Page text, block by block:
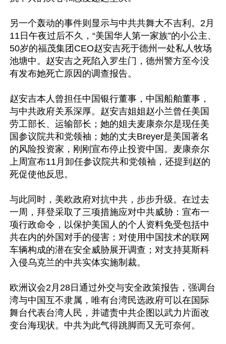
另一个轰动的事件则显示与中共共舞大不吉利。2月
11日午夜过后不久，“美国华人第一家族”的小公主、
50岁的福茂集团CEO赵安吉死于德州一处私人牧场
池塘中。赵安吉之死陷入罗生门，德州警方至今没
有发布她死亡原因的调查报告。
赵安吉本人曾担任中国银行董事，中国船舶董事，
与中共政府关系深厚。赵安吉姐姐赵小兰曾任美国
劳工部长、运输部长；她的姐夫麦康奈尔是现任美
国参议院共和党领袖；她的丈夫Breyer是美国著名
的风险投资家，刚刚宣布停止投资中国。麦康奈尔
上周宣布11月卸任参议院共和党领袖，还提到赵的
死促使他反思。
与此同时，美欧政府对抗中共，步步升级。在过去
一周，拜登采取了三项措施应对中共威胁：宣布一
项行政命令，以保护美国人的个人资料免受包括中
共在内的外国对手的侵害；对使用中国技术的联网
车辆构成的潜在安全威胁展开调查；对支持莫斯科
入侵乌克兰的中共实体实施制裁。
欧洲议会2月28日通过外交与安全政策报告，强调台
湾与中国互不隶属，唯有台湾民选政府可以在国际
舞台代表台湾人民，并谴责中共企图以武力片面改
变台海现状。中共为此气得跳脚而又无可奈何。